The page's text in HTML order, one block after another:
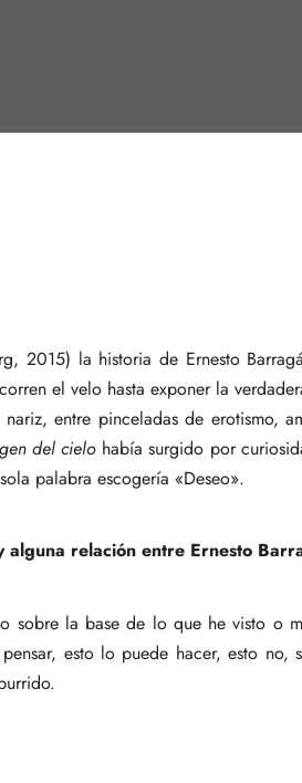
2015) la historia de Ernesto
el velo hasta exponer la
entre pinceladas de erotismo,
del cielohabía surgido por
palabra escogería «Deseo».
relación entre Ernesto
sobre la base de lo que he visto o
esto lo puede hacer, esto no,